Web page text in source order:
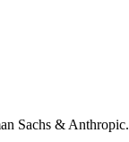
Sachs & Anthropic.